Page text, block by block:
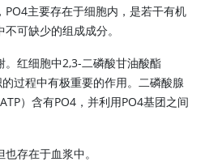
主要存在于细胞内，是若干有机
可缺少的组成成分。
红细胞中2,3-二磷酸甘油酸酯
的过程中有极重要的作用。二磷酸腺
ATP）含有PO4，并利用PO4基团之间
存在于血浆中。